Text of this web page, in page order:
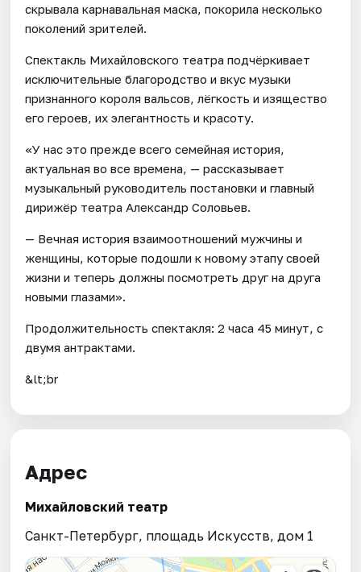
скрывала карнавальная маска, покорила несколько
поколений зрителей.
Спектакль Михайловского театра подчёркивает
исключительные благородство и вкус музыки
признанного короля вальсов, лёгкость и изящество
его героев, их элегантность и красоту.
«У нас это прежде всего семейная история,
актуальная во все времена, — рассказывает
музыкальный руководитель постановки и главный
дирижёр театра Александр Соловьев.
— Вечная история взаимоотношений мужчины и
женщины, которые подошли к новому этапу своей
жизни и теперь должны посмотреть друг на друга
новыми глазами».
Продолжительность спектакля: 2 часа 45 минут, с
двумя антрактами.
&lt;br
Адрес
Михайловский театр
Санкт-Петербург, площадь Искусств, дом 1